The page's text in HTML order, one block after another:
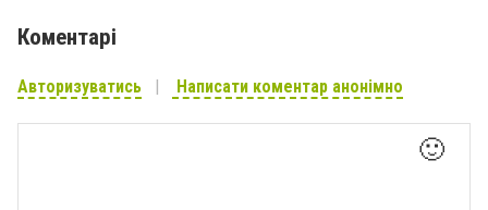
Коментарі
Авторизуватись Написати коментар анонімно
🙂